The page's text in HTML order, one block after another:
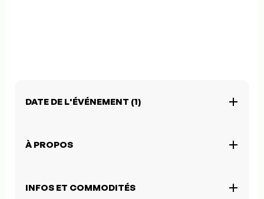
DATE DE L'ÉVÉNEMENT (1)
À PROPOS
INFOS ET COMMODITÉS